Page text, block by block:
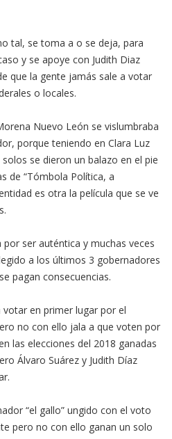
tal, se toma a o se deja, para
y se apoye con Judith Diaz
que la gente jamás sale a votar
o locales.
Nuevo León se vislumbraba
porque teniendo en Clara Luz
se dieron un balazo en el pie
de “Tómbola Política, a
es otra la película que se ve
ser auténtica y muchas veces
a los últimos 3 gobernadores
pagan consecuencias.
en primer lugar por el
no con ello jala a que voten por
las elecciones del 2018 ganadas
Álvaro Suárez y Judith Díaz
“el gallo” ungido con el voto
pero no con ello ganan un solo